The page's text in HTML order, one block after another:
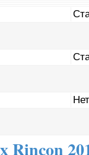
Нет
Rincon